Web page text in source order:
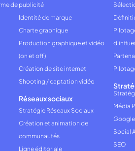
de publicité
Identité de marque
Charte graphique
Production graphique et vidéo
(on et off)
Création de site internet
Shooting / captation vidéo
Réseaux sociaux
Stratégie Réseaux Sociaux
Création et animation de
communautés
Ligne éditoriale
Média
Social
SEO